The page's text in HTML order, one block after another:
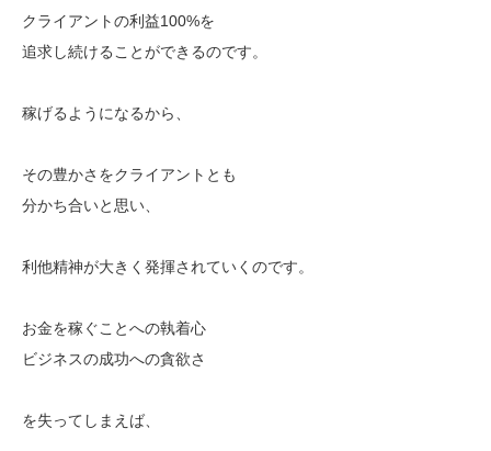
クライアントの利益100%を
追求し続けることができるのです。
稼げるようになるから、
その豊かさをクライアントとも
分かち合いと思い、
利他精神が大きく発揮されていくのです。
お金を稼ぐことへの執着心
ビジネスの成功への貪欲さ
を失ってしまえば、